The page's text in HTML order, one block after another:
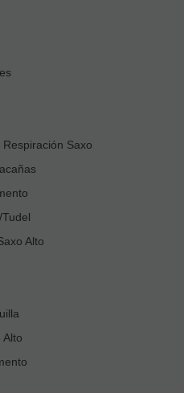
Saxo
Alto
Alto